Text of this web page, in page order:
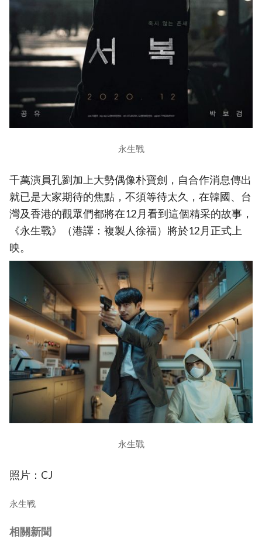
永生戰
千萬演員孔劉加上大勢偶像朴寶劍，自合作消息傳出
就已是大家期待的焦點，不須等待太久，在韓國、台
灣及香港的觀眾們都將在12月看到這個精采的故事，
《永生戰》（港譯：複製人徐福）將於12月正式上
映。
永生戰
照片：CJ
永生戰
相關新聞